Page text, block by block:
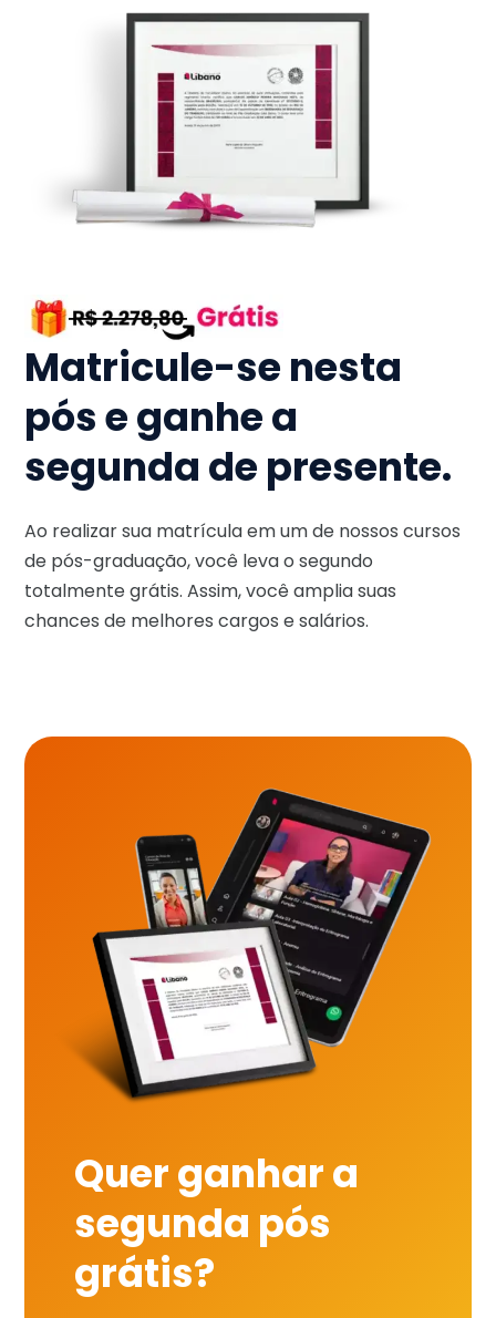
Matricule-se nesta
pós e ganhe a
segunda de presente.
Ao realizar sua matrícula em um de nossos cursos
de pós-graduação, você leva o segundo
totalmente grátis. Assim, você amplia suas
chances de melhores cargos e salários.
Quer ganhar a
segunda pós
grátis?